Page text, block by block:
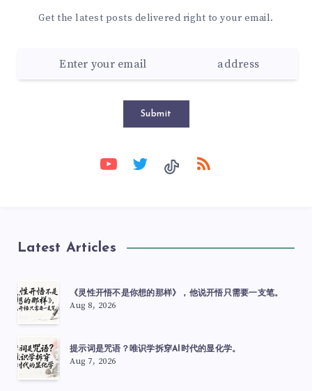
Get the latest posts delivered right to your email.
Submit
Latest Articles
《灵性开悟不是你想的那样》，他说开悟只需要一支笔。
Aug 8, 2026
提示词是咒语？唯识学拆穿AI时代的显化学。
Aug 7, 2026